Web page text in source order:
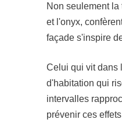
Non seulement
et l'onyx,
façade s'inspire
Celui qui vit dans
d'habitation qui
intervalles
prévenir ces